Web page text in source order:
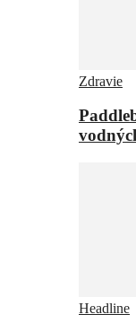
Zdravie
Headline